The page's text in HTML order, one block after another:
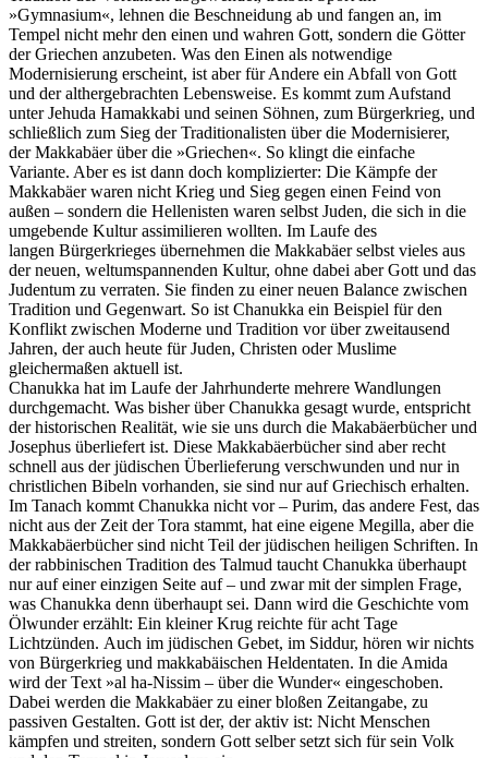
»Gymnasium«, lehnen die Beschneidung ab und fangen an, im
Tempel nicht mehr den einen und wahren Gott, sondern die Götter
der Griechen anzubeten. Was den Einen als notwendige
Modernisierung erscheint, ist aber für Andere ein Abfall von Gott
und der althergebrachten Lebensweise. Es kommt zum Aufstand
unter Jehuda Hamakkabi und seinen Söhnen, zum Bürgerkrieg, und
schließlich zum Sieg der Traditionalisten über die Modernisierer,
der Makkabäer über die »Griechen«. So klingt die einfache
Variante. Aber es ist dann doch komplizierter: Die Kämpfe der
Makkabäer waren nicht Krieg und Sieg gegen einen Feind von
außen – sondern die Hellenisten waren selbst Juden, die sich in die
umgebende Kultur assimilieren wollten. Im Laufe des
langen Bürgerkrieges übernehmen die Makkabäer selbst vieles aus
der neuen, weltumspannenden Kultur, ohne dabei aber Gott und das
Judentum zu verraten. Sie finden zu einer neuen Balance zwischen
Tradition und Gegenwart. So ist Chanukka ein Beispiel für den
Konflikt zwischen Moderne und Tradition vor über zweitausend
Jahren, der auch heute für Juden, Christen oder Muslime
gleichermaßen aktuell ist.
Chanukka hat im Laufe der Jahrhunderte mehrere Wandlungen
durchgemacht. Was bisher über Chanukka gesagt wurde, entspricht
der historischen Realität, wie sie uns durch die Makabäerbücher und
Josephus überliefert ist. Diese Makkabäerbücher sind aber recht
schnell aus der jüdischen Überlieferung verschwunden und nur in
christlichen Bibeln vorhanden, sie sind nur auf Griechisch erhalten.
Im Tanach kommt Chanukka nicht vor – Purim, das andere Fest, das
nicht aus der Zeit der Tora stammt, hat eine eigene Megilla, aber die
Makkabäerbücher sind nicht Teil der jüdischen heiligen Schriften. In
der rabbinischen Tradition des Talmud taucht Chanukka überhaupt
nur auf einer einzigen Seite auf – und zwar mit der simplen Frage,
was Chanukka denn überhaupt sei. Dann wird die Geschichte vom
Ölwunder erzählt: Ein kleiner Krug reichte für acht Tage
Lichtzünden. Auch im jüdischen Gebet, im Siddur, hören wir nichts
von Bürgerkrieg und makkabäischen Heldentaten. In die Amida
wird der Text »al ha-Nissim – über die Wunder« eingeschoben.
Dabei werden die Makkabäer zu einer bloßen Zeitangabe, zu
passiven Gestalten. Gott ist der, der aktiv ist: Nicht Menschen
kämpfen und streiten, sondern Gott selber setzt sich für sein Volk